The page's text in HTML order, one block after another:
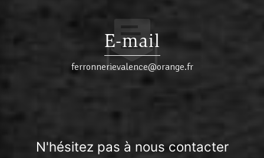
E-mail
ferronnerievalence@orange.fr
N'hésitez pas à nous contacter